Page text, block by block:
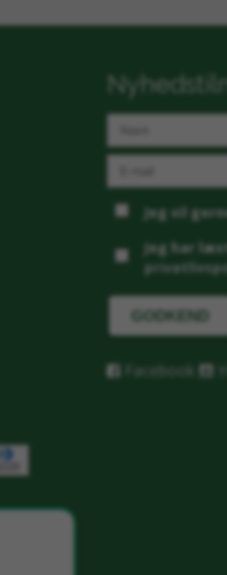
Jeg vil
Jeg har
GODKEND
Facebook